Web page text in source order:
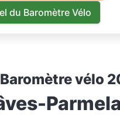
du Baromètre Vélo
Baromètre vélo